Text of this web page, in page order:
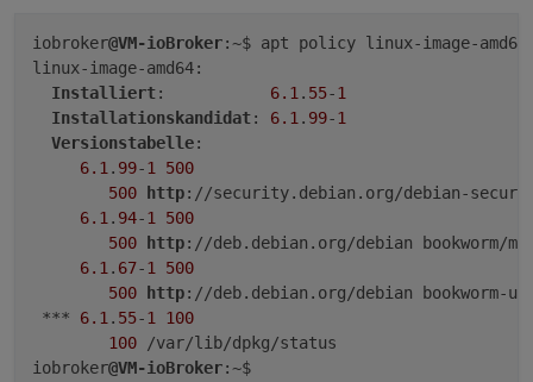
sagt? Möglich, das dieses Paket ein 'phased
Spezialitäten.
Edit: Ist ja gar kein Schnubbibuntu... :-D
iobroker@VM-ioBroker:~$ apt policy linux-image-amd64
linux-image-amd64:
Installiert: 6.1 . 55-1
Installationskandidat: 6.1 . 99-1
Versionstabelle:
6.1 . 99-1
500
500
http://security.debian.org/debian-
6.1 . 94-1
500
500
http://deb.debian.org/debian bookworm/
6.1 . 67-1
500
500
http://deb.debian.org/debian bookworm-
*** 6.1 . 55-1
100
100 /var/lib/dpkg/status
iobroker@VM-ioBroker:~$